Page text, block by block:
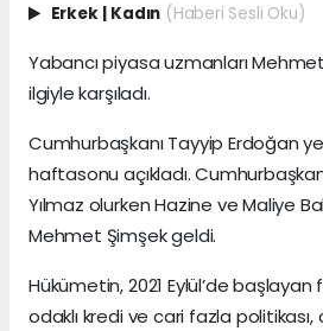
Erkek | Kadın (Haberi Sesli Oku)
Yabancı piyasa uzmanları
ilgiyle karşıladı.
Cumhurbaşkanı Tayyip Erdoğan
haftasonu açıkladı.
Yılmaz olurken Hazine ve Maliye
Mehmet Şimşek geldi.
Hükümetin, 2021 Eylül’de başlayan
odaklı kredi ve cari fazla